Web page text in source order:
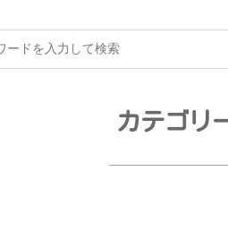
カテゴリ